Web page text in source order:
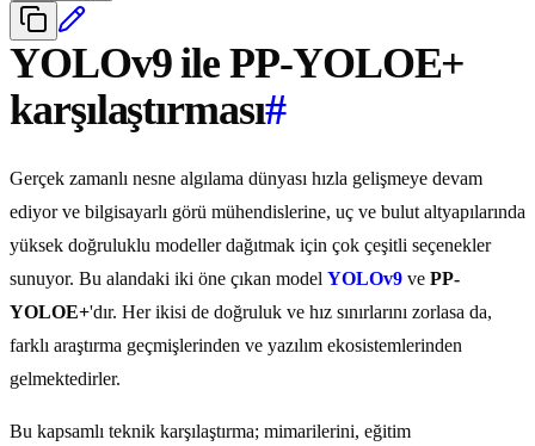
YOLOv9 ile PP-YOLOE+
karşılaştırması#
Gerçek zamanlı nesne algılama dünyası hızla gelişmeye devam
ediyor ve bilgisayarlı görü mühendislerine, uç ve bulut altyapılarında
yüksek doğruluklu modeller dağıtmak için çok çeşitli seçenekler
sunuyor. Bu alandaki iki öne çıkan model YOLOv9 ve PP-
YOLOE+'dır. Her ikisi de doğruluk ve hız sınırlarını zorlasa da,
farklı araştırma geçmişlerinden ve yazılım ekosistemlerinden
gelmektedirler.
Bu kapsamlı teknik karşılaştırma; mimarilerini, eğitim